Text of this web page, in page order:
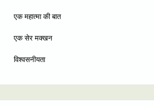
एक महात्मा की बात
एक सेर मक्खन
विश्वसनीयता